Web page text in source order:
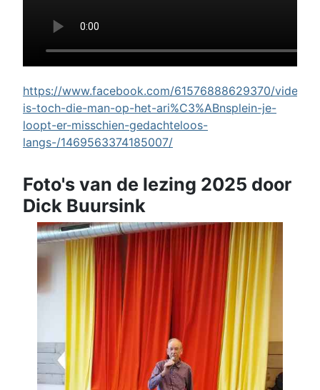
https://www.facebook.com/61576888629370/videos/
is-toch-die-man-op-het-ari%C3%ABnsplein-je-
loopt-er-misschien-gedachteloos-
langs-/1469563374185007/
Foto's van de lezing 2025 door
Dick Buursink